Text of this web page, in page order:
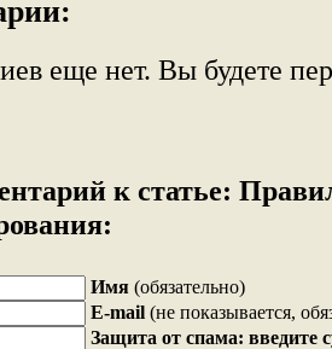
еще нет. Вы будете
к статье:
Имя (обязательно)
E-mail (не показывается,
Защита от спама: введите